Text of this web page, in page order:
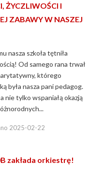
ŻYCZLIWOŚCI I
ZABAWY W NASZEJ
nasza szkoła tętniła
Od samego rana trwał
którego
była nasza pani pedagog.
nie tylko wspaniałą okazją
2025-02-22
zakłada orkiestrę!